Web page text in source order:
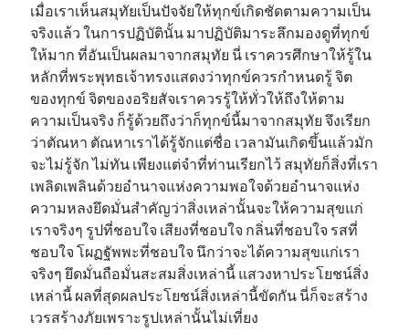
เมื่อเราเห็นสมุทัยเป็นปัจจัยให้ทุกข์เกิดชัดตามความเป็น
จริงแล้ว ในการปฏิบัตินั้น มาปฏิบัติมาระลึกมองดูที่ทุกข์
ให้มาก ที่อันเป็นผลมาจากสมุทัย นี่ เราควรศึกษาให้รู้ใน
หลักที่พระพุทธเจ้าทรงแสดงว่าทุกข์ควรกำหนดรู้ จิต
ของทุกข์ จิตของอริยสัจเราควรรู้ให้ทั่วให้ถึงให้ตาม
ความเป็นจริง ก็รู้ด้วยถึงว่าก็ทุกข์นี้มาจากสมุทัย จึงเรียก
ว่าตัณหา ตัณหาเราได้รู้จักแต่ชื่อ เวลามันเกิดขึ้นแล้วมัก
จะไม่รู้จัก ไม่ทัน เพียงแต่จำที่ท่านเรียกไว้ สมุทัยก็สิ่งที่เรา
เพลิดเพลินด้วยอำนาจแห่งความพอใจด้วยอำนาจแห่ง
ความหลงยึดมั่นสำคัญว่าสิ่งเหล่านั้นจะให้ความสุขแก่
เราจริงๆ รูปที่ชอบใจ เสียงที่ชอบใจ กลิ่นที่ชอบใจ รสที่
ชอบใจ โผฏฐัพพะที่ชอบใจ นึกว่าจะได้ความสุขแก่เรา
จริงๆ ยึดมั่นถือมั่นสะสมสิ่งเหล่านี้ แสวงหาประโยชน์สิ่ง
เหล่านี้ ผลที่สุดผลประโยชน์สิ่งเหล่านี้ขัดกัน นี่ก็จะสร้าง
เวรสร้างภัยเพราะรูปเหล่านั้นไม่เที่ยง